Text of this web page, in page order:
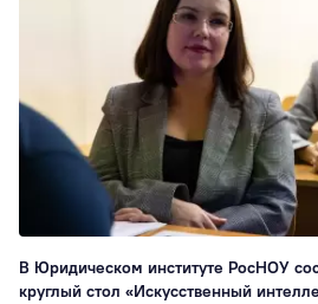
В Юридическом институте РосНОУ
круглый стол «Искусственный